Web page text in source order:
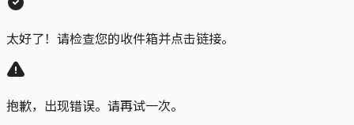
太好了！请检查您的收件箱并点击链接。
抱歉，出现错误。请再试一次。